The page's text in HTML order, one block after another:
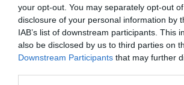
your opt-out. You may separately opt-out
disclosure of your personal information by
IAB’s list of downstream participants. This
also be disclosed by us to third parties on
Downstream Participants that may further